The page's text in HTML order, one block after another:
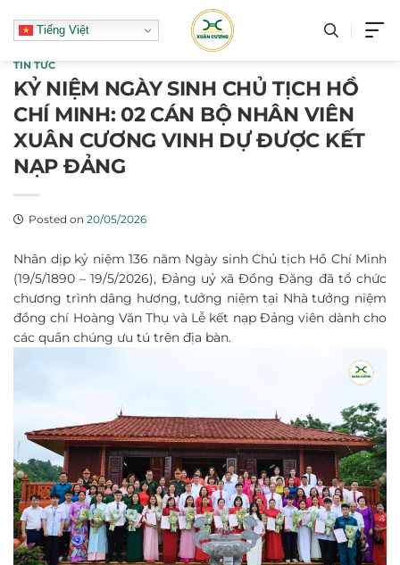
Tiếng Việt
TIN TỨC
KỶ NIỆM NGÀY SINH CHỦ TỊCH HỒ
CHÍ MINH: 02 CÁN BỘ NHÂN VIÊN
XUÂN CƯƠNG VINH DỰ ĐƯỢC KẾT
NẠP ĐẢNG
Posted on 20/05/2026
Nhân dịp kỷ niệm 136 năm Ngày sinh Chủ tịch Hồ Chí Minh
(19/5/1890 – 19/5/2026), Đảng uỷ xã Đồng Đăng đã tổ chức
chương trình dâng hương, tưởng niệm tại Nhà tưởng niệm
đồng chí Hoàng Văn Thụ và Lễ kết nạp Đảng viên dành cho
các quần chúng ưu tú trên địa bàn.